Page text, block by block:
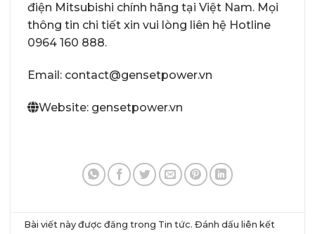
điện Mitsubishi chính hãng tại Việt Nam. Mọi
thông tin chi tiết xin vui lòng liên hệ Hotline
0964 160 888.
Email: contact@gensetpower.vn
Website: gensetpower.vn
Bài viết này được đăng trong Tin tức. Đánh dấu liên kết